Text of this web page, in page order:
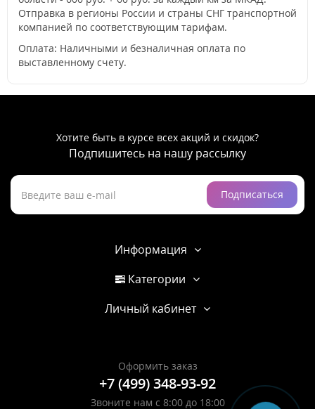
Отправка в регионы России и страны СНГ транспортной
компанией по соответствующим тарифам.
Оплата: Наличными и безналичная оплата по
выставленному счету.
Хотите быть в курсе всех акций и скидок?
Подпишитесь на нашу рассылку
Подписаться
Информация
Категории
Личный кабинет
Оформить заказ
+7 (499) 348-93-92
Звоните нам с 8:00 до 18:00